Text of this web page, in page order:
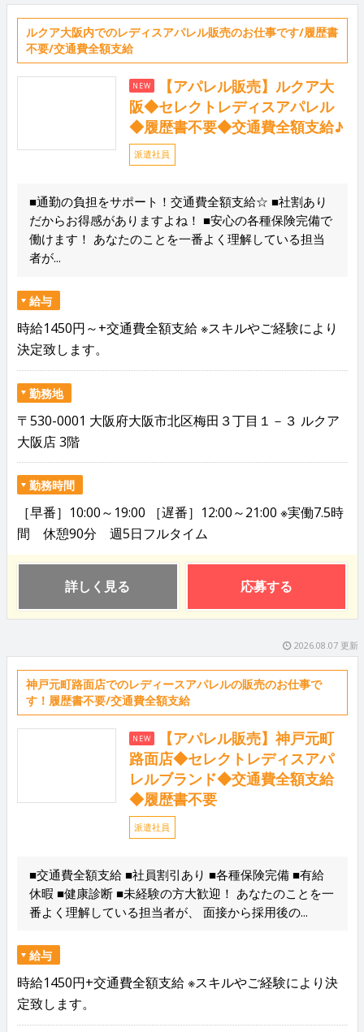
ルクア大阪内でのレディスアパレル販売のお仕事です/履歴書
不要/交通費全額支給
NEW
【アパレル販売】ルクア大
阪◆セレクトレディスアパレル
◆履歴書不要◆交通費全額支給♪
派遣社員
■通勤の負担をサポート！交通費全額支給☆ ■社割あり
だからお得感がありますよね！ ■安心の各種保険完備で
働けます！ あなたのことを一番よく理解している担当
者が...
給与
時給1450円～+交通費全額支給 ※スキルやご経験により
決定致します。
勤務地
〒530-0001 大阪府大阪市北区梅田３丁目１－３ ルクア
大阪店 3階
勤務時間
［早番］10:00～19:00 ［遅番］12:00～21:00 ※実働7.5時
間 休憩90分 週5日フルタイム
詳しく見る 応募する
2026.08.07 更新
神戸元町路面店でのレディースアパレルの販売のお仕事で
す！履歴書不要/交通費全額支給
NEW
【アパレル販売】神戸元町
路面店◆セレクトレディスアパ
レルブランド◆交通費全額支給
◆履歴書不要
派遣社員
■交通費全額支給 ■社員割引あり ■各種保険完備 ■有給
休暇 ■健康診断 ■未経験の方大歓迎！ あなたのことを一
番よく理解している担当者が、 面接から採用後の...
給与
時給1450円+交通費全額支給 ※スキルやご経験により決
定致します。